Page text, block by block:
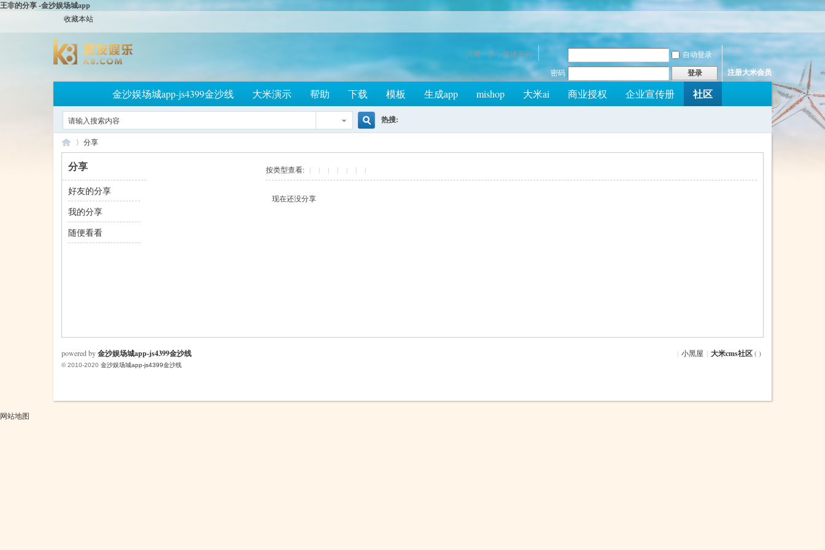
王非的分享 -金沙娱场城app
收藏本站
自动登录
密码
登录 注册大米会员
只需一步，快速开始
金沙娱场城app-js4399金沙线 大米演示 帮助 下载 模板 生成app mishop 大米ai 商业授权 企业宣传册 社区
热搜:
大 ›
分享
分享
好友的分享
我的分享
随便看看
按类型查看: | | | | | | |
现在还没分享
| 小黑屋 | 大米cms社区( )
powered by金沙娱场城app-js4399金沙线
© 2010-2020 金沙娱场城app-js4399金沙线
网站地图